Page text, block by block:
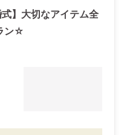
】大切なアイテム全
ン☆